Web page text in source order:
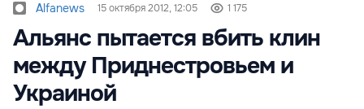
Alfanews 15 октября 2012, 12:05 1 175
Альянс пытается вбить клин
между Приднестровьем и
Украиной